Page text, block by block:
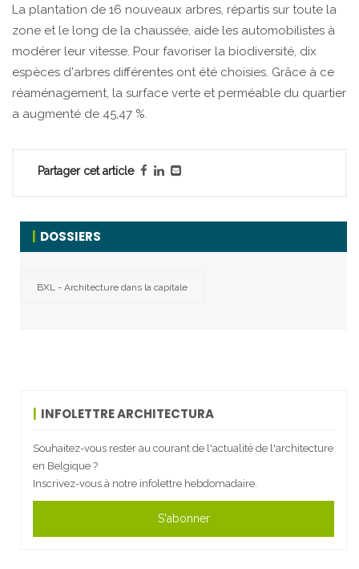
La plantation de 16 nouveaux arbres, répartis sur toute la
zone et le long de la chaussée, aide les automobilistes à
modérer leur vitesse. Pour favoriser la biodiversité, dix
espèces d'arbres différentes ont été choisies. Grâce à ce
réaménagement, la surface verte et perméable du quartier
a augmenté de 45,47 %.
Partager cet article
DOSSIERS
BXL - Architecture dans la capitale
INFOLETTRE ARCHITECTURA
Souhaitez-vous rester au courant de l'actualité de l'architecture
en Belgique ?
Inscrivez-vous à notre infolettre hebdomadaire.
S'abonner